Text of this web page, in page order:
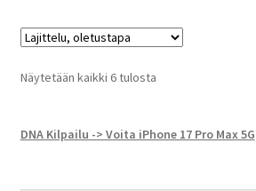
Näytetään kaikki 6 tulosta
DNA Kilpailu -> Voita iPhone 17 Pro Max 5G